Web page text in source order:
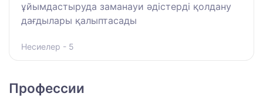
ұйымдастыруда заманауи әдістерді қолдану
дағдылары қалыптасады
Несиелер - 5
Профессии